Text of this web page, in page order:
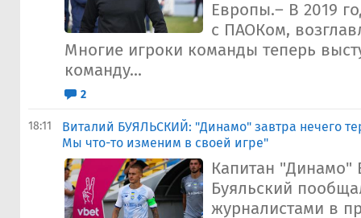
Европы.– В 2019
с ПАОКом,
Многие игроки команды теперь
команду...
2
18:11
Виталий БУЯЛЬСКИЙ: "Динамо" завтра нечего
Мы что-то изменим в своей игре"
Капитан "Динамо"
Буяльский
журналистами в